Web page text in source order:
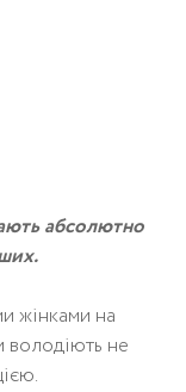
абсолютно
жінками на
володіють не